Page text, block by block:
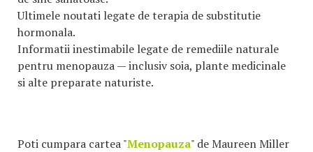
Ultimele noutati legate de terapia de substitutie
hormonala.
Informatii inestimabile legate de remediile naturale
pentru menopauza — inclusiv soia, plante medicinale
si alte preparate naturiste.
Poti cumpara cartea "Menopauza" de Maureen Miller